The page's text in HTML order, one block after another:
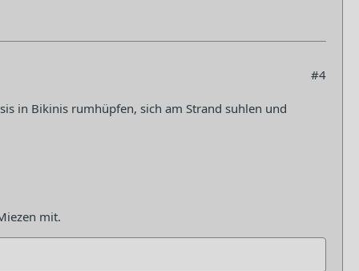
#4
in Bikinis rumhüpfen, sich am Strand suhlen und
mit.